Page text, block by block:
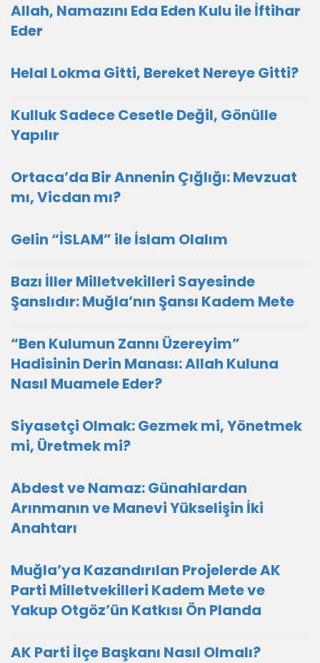
Allah, Namazını Eda Eden Kulu ile İftihar
Eder
Helal Lokma Gitti, Bereket Nereye Gitti?
Kulluk Sadece Cesetle Değil, Gönülle
Yapılır
Ortaca’da Bir Annenin Çığlığı: Mevzuat
mı, Vicdan mı?
Gelin “İSLAM” ile İslam Olalım
Bazı İller Milletvekilleri Sayesinde
Şanslıdır: Muğla’nın Şansı Kadem Mete
“Ben Kulumun Zannı Üzereyim”
Hadisinin Derin Manası: Allah Kuluna
Nasıl Muamele Eder?
Siyasetçi Olmak: Gezmek mi, Yönetmek
mi, Üretmek mi?
Abdest ve Namaz: Günahlardan
Arınmanın ve Manevi Yükselişin İki
Anahtarı
Muğla’ya Kazandırılan Projelerde AK
Parti Milletvekilleri Kadem Mete ve
Yakup Otgöz’ün Katkısı Ön Planda
AK Parti İlçe Başkanı Nasıl Olmalı?